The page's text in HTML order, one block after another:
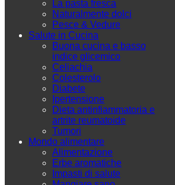
La pasta fresca
Naturalmente dolci
Pesce & Vedure
Salute in Cucina
Buona cucina e basso
indice glicemico
Celiachia
Colesterolo
Diabete
Ipertensione
Dieta antinfiammatoria e
artrite reumatoide
Tumori
Mondo alimentare
Alimentazione
Erbe aromatiche
Impasti di salute